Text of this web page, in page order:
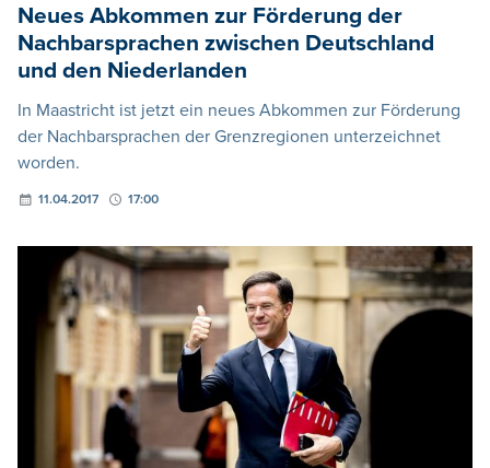
Neues Abkommen zur Förderung der
Nachbarsprachen zwischen Deutschland
und den Niederlanden
In Maastricht ist jetzt ein neues Abkommen zur Förderung
der Nachbarsprachen der Grenzregionen unterzeichnet
worden.
11.04.2017 17:00